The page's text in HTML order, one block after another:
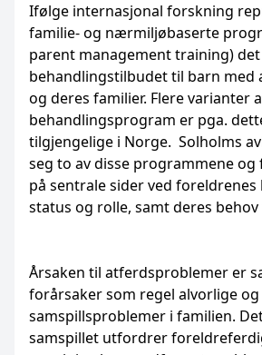
Ifølge internasjonal forskning
familie- og nærmiljøbaserte
parent management training)
behandlingstilbudet til barn med
og deres familier. Flere varianter
behandlingsprogram er pga.
tilgjengelige i Norge. Solholms
seg to av disse programmene
på sentrale sider ved foreldrenes
status og rolle, samt deres
Årsaken til atferdsproblemer er
forårsaker som regel alvorlige
samspillsproblemer i familien.
samspillet utfordrer